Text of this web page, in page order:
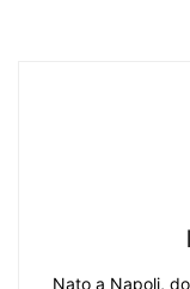
Nato a Napoli,